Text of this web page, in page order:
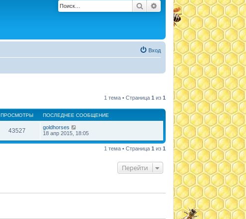
Поиск Расширенный поиск
Вход
1 тема • Страница 1 из 1
ПРОСМОТРЫ ПОСЛЕДНЕЕ СООБЩЕНИЕ
43527
goldhorses
18 апр 2015, 18:05
1 тема • Страница 1 из 1
Перейти